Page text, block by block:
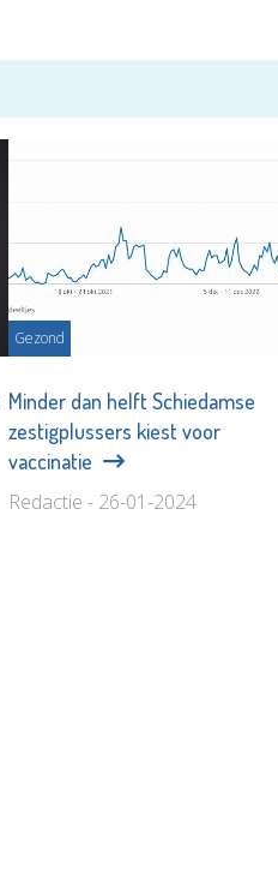
Gezond
Minder dan helft Schiedamse
zestigplussers kiest voor
vaccinatie
Redactie - 26-01-2024